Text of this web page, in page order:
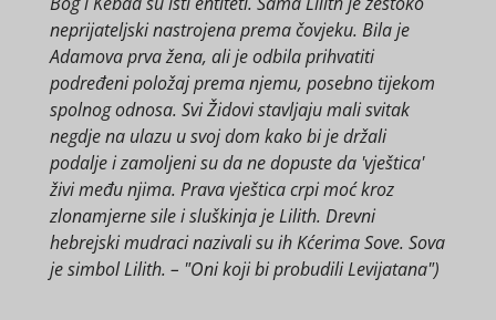
neprijateljski nastrojena prema čovjeku. Bila je
Adamova prva žena, ali je odbila prihvatiti
podređeni položaj prema njemu, posebno tijekom
spolnog odnosa. Svi Židovi stavljaju mali svitak
negdje na ulazu u svoj dom kako bi je držali
podalje i zamoljeni su da ne dopuste da 'vještica'
živi među njima. Prava vještica crpi moć kroz
zlonamjerne sile i sluškinja je Lilith. Drevni
hebrejski mudraci nazivali su ih Kćerima Sove. Sova
je simbol Lilith. – "Oni koji bi probudili Levijatana")